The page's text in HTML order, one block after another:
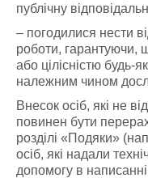
публічну
– погодилися нести
роботи, гарантуючи,
або цілісністю будь-
належним чином
Внесок осіб, які не
повинен бути
розділі «Подяки»
осіб, які надали
допомогу в